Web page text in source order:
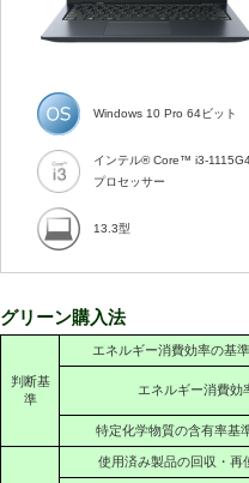
Windows 10 Pro 64ビット
インテル® Core™ i3-
プロセッサー
13.3型
グリーン購入法
判断基
準
エネルギー消費効率の基
エネルギー消費効
特定化学物質の含有率基
使用済み製品の回収・再